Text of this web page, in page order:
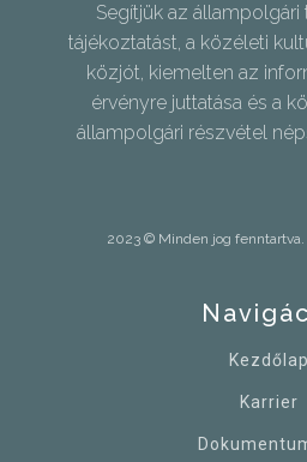
Segítjük az
tájékoztatást, a közéleti
közjót, kiemelten az
érvényre juttatása és a
állampolgári részvétel
2023 © Minden jog
Kezdőlap
Karrier